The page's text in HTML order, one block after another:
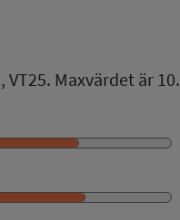
VT25. Maxvärdet är 10.